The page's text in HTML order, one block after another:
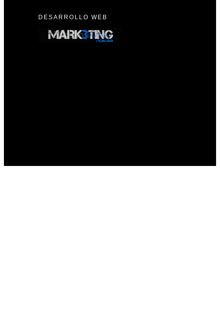
DESARROLLO WEB